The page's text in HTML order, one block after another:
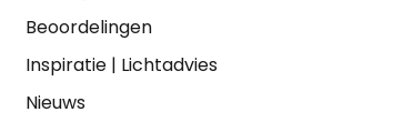
Beoordelingen
Inspiratie| Lichtadvies
Nieuws